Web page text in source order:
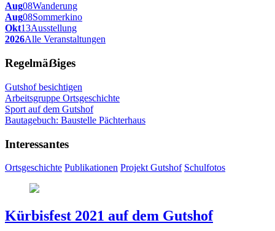
Aug08Wanderung
Aug08Sommerkino
Okt13Ausstellung
2026Alle Veranstaltungen
Regelmäẞiges
Gutshof besichtigen
Arbeitsgruppe Ortsgeschichte
Sport auf dem Gutshof
Bautagebuch: Baustelle Pächterhaus
Interessantes
Ortsgeschichte Publikationen Projekt Gutshof Schulfotos
Kürbisfest 2021 auf dem Gutshof